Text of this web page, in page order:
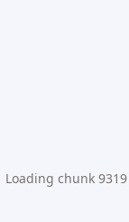
Loading chunk